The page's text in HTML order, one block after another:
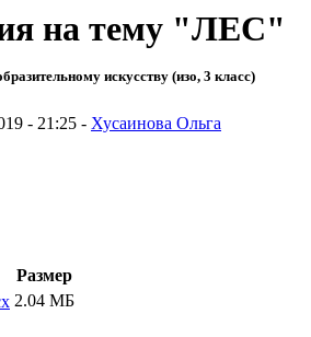
на тему "ЛЕС"
искусству (изо, 3 класс)
- 21:25 - Хусаинова Ольга
Размер
2.04 МБ